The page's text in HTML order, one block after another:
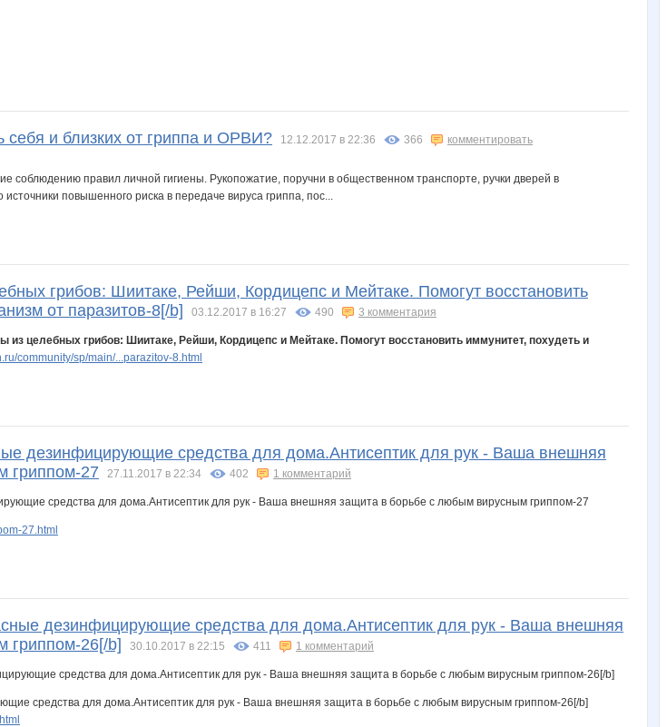
себя и близких от гриппа и ОРВИ? 12.12.2017 в 22:36 366 комментировать
соблюдению правил личной гигиены. Рукопожатие, поручни в общественном транспорте, ручки дверей в
повышенного риска в передаче вируса гриппа, пос...
грибов: Шиитаке, Рейши, Кордицепс и Мейтаке. Помогут восстановить
от паразитов-8[/b]
03.12.2017 в 16:27 490 3 комментария
из целебных грибов: Шиитаке, Рейши, Кордицепс и Мейтаке. Помогут восстановить иммунитет, похудеть и
community/sp/main/...parazitov-8.html
дезинфицирующие средства для дома.Антисептик для рук - Ваша внешняя
гриппом-27
27.11.2017 в 22:34 402 1 комментарий
27.html
дезинфицирующие средства для дома.Антисептик для рук - Ваша внешняя
гриппом-26[/b]
30.10.2017 в 22:15 411 1 комментарий
средства для дома.Антисептик для рук - Ваша внешняя защита в борьбе с любым вирусным гриппом-26[/b]